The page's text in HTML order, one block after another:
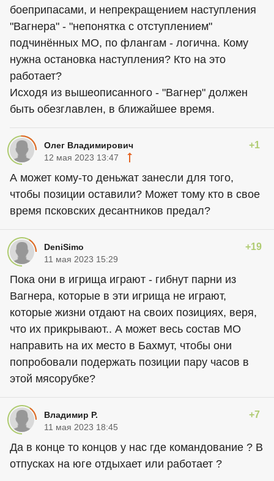
боеприпасами, и непрекращением наступления
"Вагнера" - "непонятка с отступлением"
подчинённых МО, по флангам - логична. Кому
нужна остановка наступления? Кто на это
работает?
Исходя из вышеописанного - "Вагнер" должен
быть обезглавлен, в ближайшее время.
Олег Владимирович +1
12 мая 2023 13:47
А может кому-то деньжат занесли для того,
чтобы позиции оставили? Может тому кто в свое
время псковских десантников предал?
DeniSimo +19
11 мая 2023 15:29
Пока они в игрища играют - гибнут парни из
Вагнера, которые в эти игрища не играют,
которые жизни отдают на своих позициях, веря,
что их прикрывают.. А может весь состав МО
направить на их место в Бахмут, чтобы они
попробовали подержать позиции пару часов в
этой мясорубке?
Владимир Р. +7
11 мая 2023 18:45
Да в конце то концов у нас где командование ? В
отпусках на юге отдыхает или работает ?